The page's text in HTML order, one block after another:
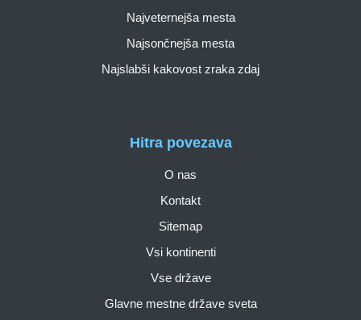
Hitra povezava
O nas
Kontakt
Sitemap
Vsi kontinenti
Vse države
Glavne mestne države sveta
Najveternejša mesta
Najsončnejša mesta
Najslabši kakovost zraka zdaj